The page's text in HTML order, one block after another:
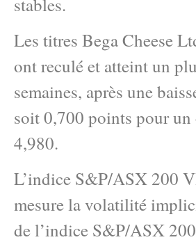
Les titres Bega Cheese
ont reculé et atteint un
semaines, après une
soit 0,700 points pour un
4,980.
L’indice S&P/ASX 200
mesure la volatilité
de l’indice S&P/ASX